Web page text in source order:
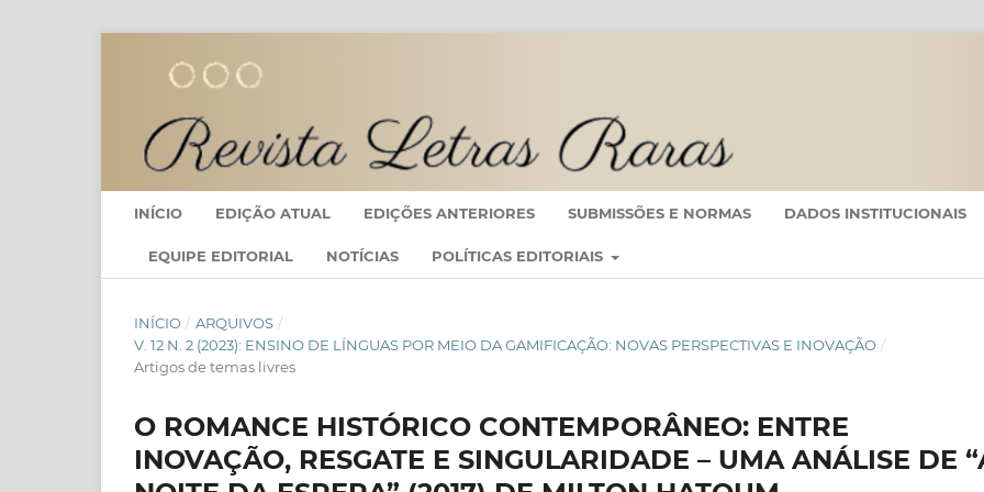
INÍCIO EDIÇÃO ATUAL EDIÇÕES ANTERIORES SUBMISSÕES E NORMAS DADOS INSTITUCIONAIS
EQUIPE EDITORIAL NOTÍCIAS POLÍTICAS EDITORIAIS
INÍCIO / ARQUIVOS /
V. 12 N. 2 (2023): ENSINO DE LÍNGUAS POR MEIO DA GAMIFICAÇÃO: NOVAS PERSPECTIVAS E INOVAÇÃO /
Artigos de temas livres
O ROMANCE HISTÓRICO CONTEMPORÂNEO: ENTRE
INOVAÇÃO, RESGATE E SINGULARIDADE – UMA ANÁLISE DE